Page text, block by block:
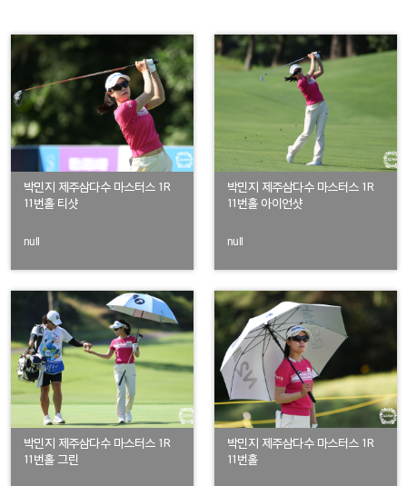
박민지 제주삼다수 마스터스 1R
11번홀 티샷
null
박민지 제주삼다수 마스터스 1R
11번홀 아이언샷
null
박민지 제주삼다수 마스터스 1R
11번홀 그린
박민지 제주삼다수 마스터스 1R
11번홀